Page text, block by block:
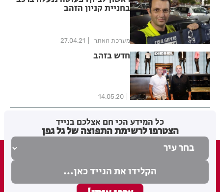
בחניית קניון הזהב
מערכת האתר 27.04.21
חדש בזהב
14.05.20
כל המידע הכי חם אצלכם בנייד
הצטרפו לרשימת התפוצה של גל גפן